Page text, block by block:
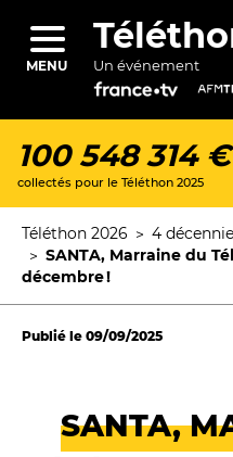
contenu
principal
MENU Un événement
100 548 314 €
collectés pour le Téléthon 2025
d'Ariane
Téléthon 2026 4
SANTA, Marraine du
décembre !
Publié le 09/09/2025
SANTA,